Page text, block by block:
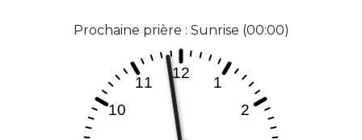
Prochaine prière : Sunrise (00:00)